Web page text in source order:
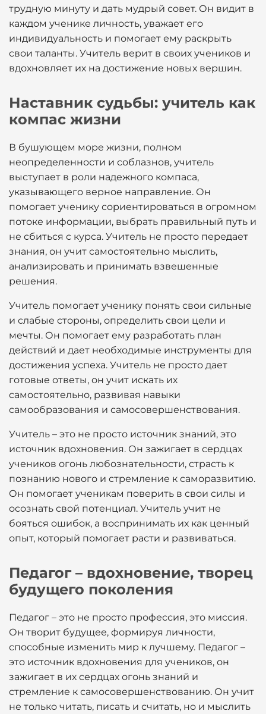
трудную минуту и дать мудрый совет. Он видит в
каждом ученике личность, уважает его
индивидуальность и помогает ему раскрыть
свои таланты. Учитель верит в своих учеников и
вдохновляет их на достижение новых вершин.
Наставник судьбы: учитель как
компас жизни
В бушующем море жизни, полном
неопределенности и соблазнов, учитель
выступает в роли надежного компаса,
указывающего верное направление. Он
помогает ученику сориентироваться в огромном
потоке информации, выбрать правильный путь и
не сбиться с курса. Учитель не просто передает
знания, он учит самостоятельно мыслить,
анализировать и принимать взвешенные
решения.
Учитель помогает ученику понять свои сильные
и слабые стороны, определить свои цели и
мечты. Он помогает ему разработать план
действий и дает необходимые инструменты для
достижения успеха. Учитель не просто дает
готовые ответы, он учит искать их
самостоятельно, развивая навыки
самообразования и самосовершенствования.
Учитель – это не просто источник знаний, это
источник вдохновения. Он зажигает в сердцах
учеников огонь любознательности, страсть к
познанию нового и стремление к саморазвитию.
Он помогает ученикам поверить в свои силы и
осознать свой потенциал. Учитель учит не
бояться ошибок, а воспринимать их как ценный
опыт, который помогает расти и развиваться.
Педагог – вдохновение, творец
будущего поколения
Педагог – это не просто профессия, это миссия.
Он творит будущее, формируя личности,
способные изменить мир к лучшему. Педагог –
это источник вдохновения для учеников, он
зажигает в их сердцах огонь знаний и
стремление к самосовершенствованию. Он учит
не только читать, писать и считать, но и мыслить